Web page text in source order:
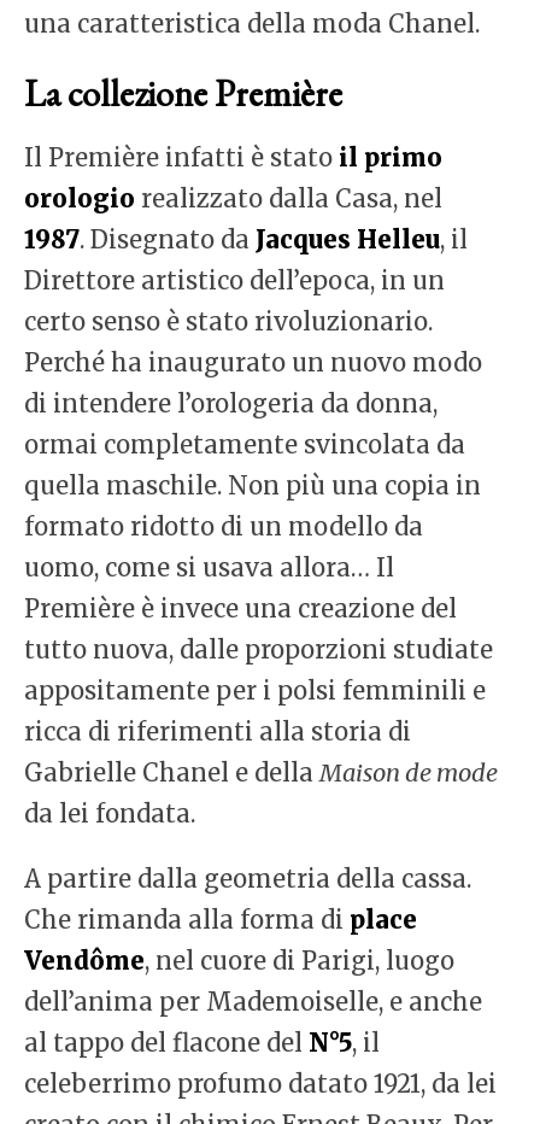
una caratteristica della moda Chanel.
La collezione Première
Il Première infatti è stato il primo
orologio realizzato dalla Casa, nel
1987. Disegnato da Jacques Helleu, il
Direttore artistico dell’epoca, in un
certo senso è stato rivoluzionario.
Perché ha inaugurato un nuovo modo
di intendere l’orologeria da donna,
ormai completamente svincolata da
quella maschile. Non più una copia in
formato ridotto di un modello da
uomo, come si usava allora… Il
Première è invece una creazione del
tutto nuova, dalle proporzioni studiate
appositamente per i polsi femminili e
ricca di riferimenti alla storia di
Gabrielle Chanel e dellaMaison de mode
da lei fondata.
A partire dalla geometria della cassa.
Che rimanda alla forma di place
Vendôme, nel cuore di Parigi, luogo
dell’anima per Mademoiselle, e anche
al tappo del flacone del N°5, il
celeberrimo profumo datato 1921, da lei